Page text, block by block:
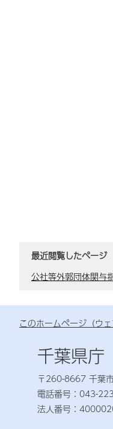
最近閲覧したページ
公社等外郭団体関与
このホームページ（ウ
千葉県庁
〒260-8667 千葉
電話番号：043-
法人番号：